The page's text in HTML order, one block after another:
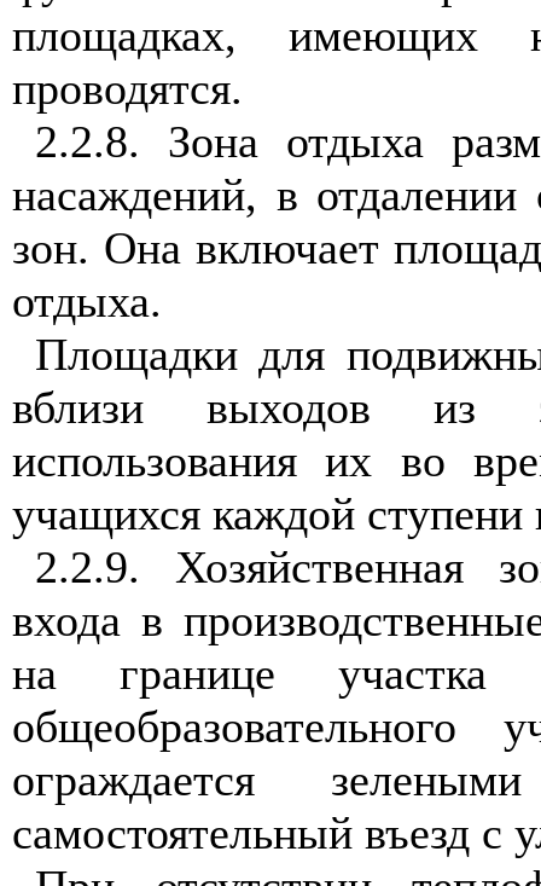
площадках, имеющих
проводятся.
2.2.8. Зона отдыха
насаждений, в отдалении
зон. Она включает
отдыха.
Площадки для
вблизи выходов из
использования их во
учащихся каждой ступени
2.2.9. Хозяйственная
входа в
на границе участка
ограждается
самостоятельный въезд с